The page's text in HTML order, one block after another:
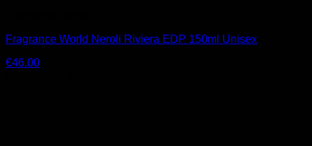
Fragrance World Neroli Riviera EDP 150ml Unisex
€46.00